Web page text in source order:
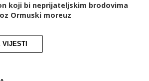
koji bi neprijateljskim brodovima
Ormuski moreuz